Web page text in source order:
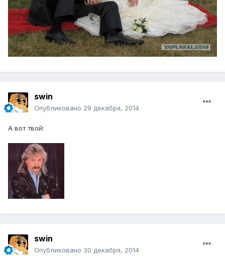
swin
Опубликовано 29 декабря, 2014
А вот твой:
swin
Опубликовано 30 декабря, 2014